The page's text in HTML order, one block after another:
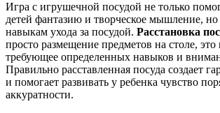
Игра с игрушечной посудой не только
детей фантазию и творческое мышление,
навыкам ухода за посудой. Расстановка
просто размещение предметов на столе, это
требующее определенных навыков и
Правильно расставленная посуда создает
и помогает развивать у ребенка чувство
аккуратности.